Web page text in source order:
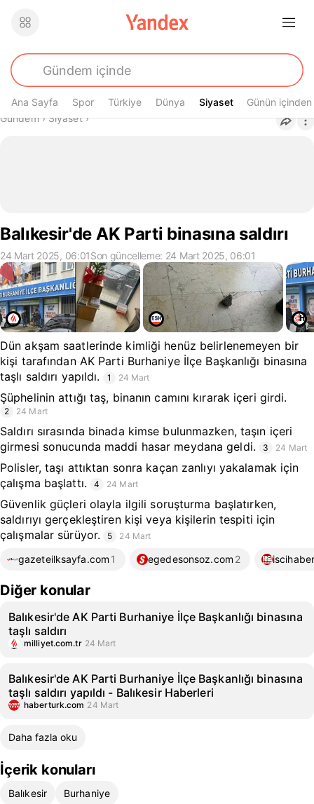
Ana Sayfa Spor Türkiye Dünya Siyaset
Siyaset Günün içinden
Buradasın
Gündem› Siyaset›
Balıkesir'de AK Parti binasına saldırı
24 Mart 2025, 06:01Son güncelleme: 24 Mart 2025, 06:01
Dün akşam saatlerinde kimliği henüz belirlenemeyen bir
kişi tarafından AK Parti Burhaniye İlçe Başkanlığı binasına
taşlı saldırı yapıldı.
1 24 Mart
Şüphelinin attığı taş, binanın camını kırarak içeri girdi.
2 24 Mart
Saldırı sırasında binada kimse bulunmazken, taşın içeri
girmesi sonucunda maddi hasar meydana geldi.
3 24 Mart
Polisler, taşı attıktan sonra kaçan zanlıyı yakalamak için
çalışma başlattı.
4 24 Mart
Güvenlik güçleri olayla ilgili soruşturma başlatırken,
saldırıyı gerçekleştiren kişi veya kişilerin tespiti için
çalışmalar sürüyor.
5 24 Mart
gazeteilksayfa.com 1 egedesonsoz.com 2
Diğer konular
Balıkesir'de AK Parti Burhaniye İlçe Başkanlığı binasına
taşlı saldırı
milliyet.com.tr 24 Mart
Balıkesir'de AK Parti Burhaniye İlçe Başkanlığı binasına
taşlı saldırı yapıldı - Balıkesir Haberleri
haberturk.com 24 Mart
Daha fazla oku
İçerik konuları
Balıkesir Burhaniye